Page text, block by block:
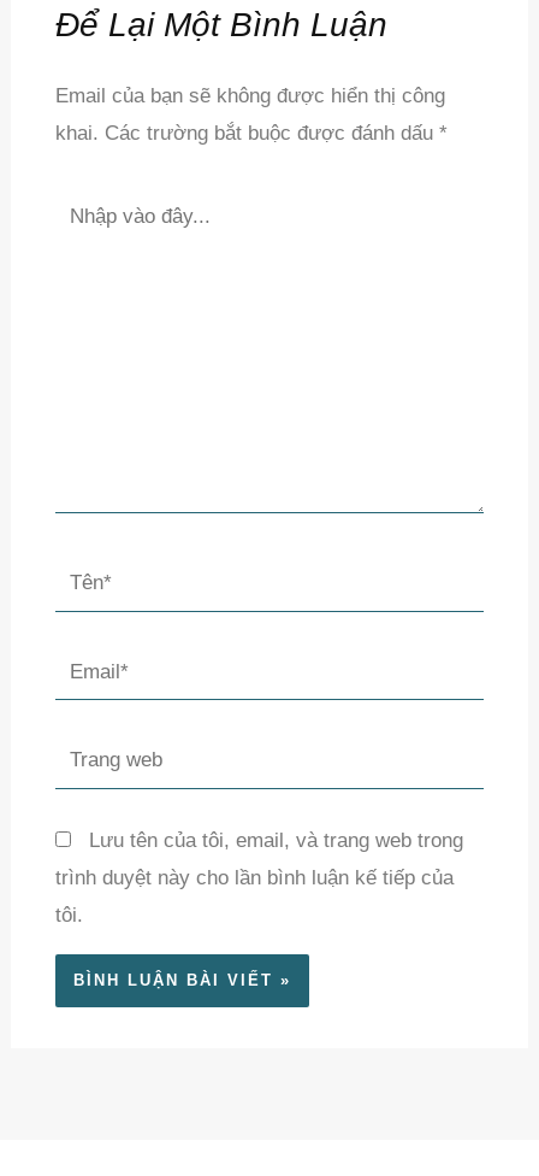
Để Lại Một Bình Luận
Email của bạn sẽ không được hiển thị công
khai. Các trường bắt buộc được đánh dấu *
Tên*
Email*
Trang
web
Lưu tên của tôi, email, và trang web trong
trình duyệt này cho lần bình luận kế tiếp của
tôi.